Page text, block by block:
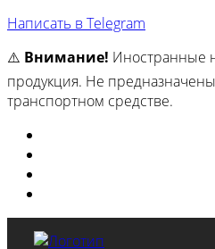
Написать в Telegram
⚠️ Внимание! Иностранные
продукция. Не
транспортном средстве.